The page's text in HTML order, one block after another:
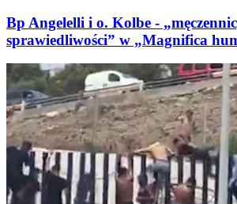
Bp Angelelli i o. Kolbe -
sprawiedliwości” w „Magnifica